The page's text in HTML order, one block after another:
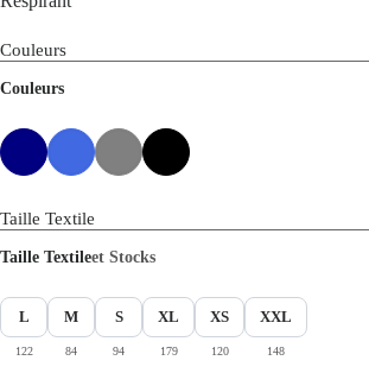
Couleurs
Couleurs
Taille Textile
Taille Textileet Stocks
L
122
M
84
S
94
XL
179
XS
120
XXL
148